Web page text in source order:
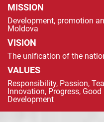
MISSION
Development, promotion
Moldova
VISION
The unification of the
VALUES
Responsibility, Passion,
Innovation, Progress,
Development